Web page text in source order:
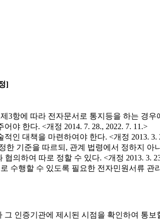
]
항에 따라 전자문서로 통지등을 하는 경
야 한다. <개정 2014. 7. 28., 2022. 7. 11.>
대책을 마련하여야 한다. <개정 2013. 3.
기준을 따르되, 관계 법령에서 정하지 아
하여 따로 정할 수 있다. <개정 2013. 3.
행할 수 있도록 필요한 전자민원서류 관
인증기관에 제시된 시점을 확인하여 통보